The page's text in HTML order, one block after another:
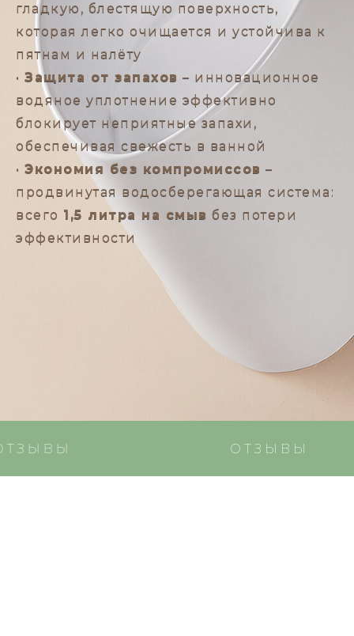
гладкую, блестящую поверхность,
которая легко очищается и устойчива к
пятнам и налёту
• Защита от запахов – инновационное
водяное уплотнение эффективно
блокирует неприятные запахи,
обеспечивая свежесть в ванной
• Экономия без компромиссов –
продвинутая водосберегающая система:
всего 1,5 литра на смыв без потери
эффективности
ОТЗЫВЫ